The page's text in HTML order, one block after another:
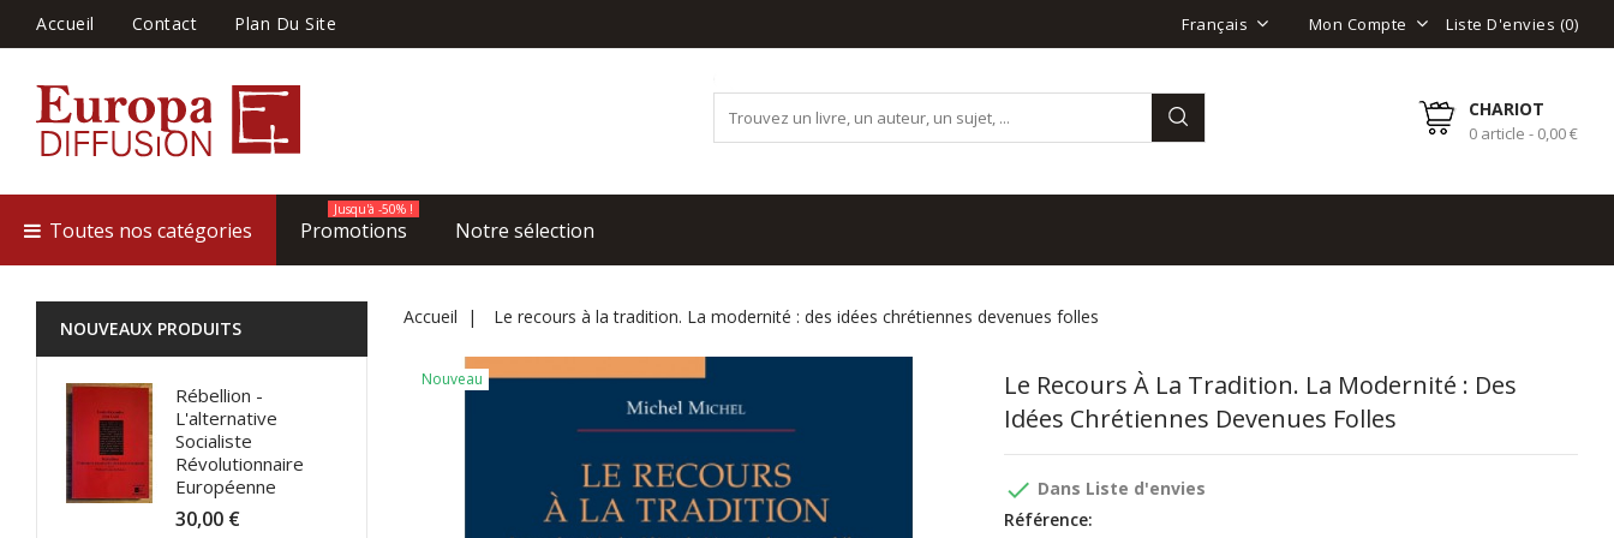
Accueil Contact Plan Du Site Français Mon Compte Liste D'envies (0)
CHARIOT
0 article - 0,00 €
Toutes nos catégories Promotions
Jusqu'à -50% !
Notre sélection
NOUVEAUX PRODUITS
Rébellion -
L'alternative
Socialiste
Révolutionnaire
Européenne
30,00 €
Accueil Le recours à la tradition. La modernité : des idées chrétiennes devenues folles
Nouveau
Le Recours À La Tradition. La Modernité : Des
Idées Chrétiennes Devenues Folles
done Dans Liste d'envies
Référence: